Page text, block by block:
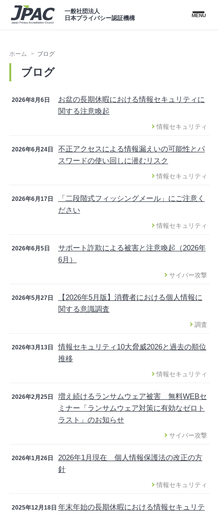
一般社団法人
日本プライバシー認証機構
MENU
ホーム ブログ
ブログ
2026年8月6日
お盆の長期休暇における情報セキュリティに
関する注意喚起
情報セキュリティ
2026年6月24日
不正アクセスによる情報漏えいの可能性とパ
スワードの使い回しに潜むリスク
情報セキュリティ
2026年6月17日
「二段階式フィッシングメール」にご注意く
ださい
情報セキュリティ
2026年6月5日
サポート詐欺による被害と注意喚起（2026年
6月）
サイバー攻撃
2026年5月27日
【2026年5月版】消費者における個人情報に
関する意識調査
調査
2026年3月13日
情報セキュリティ10大脅威2026と過去の順位
推移
情報セキュリティ
2026年2月25日
増え続けるランサムウェア被害 無料WEBセ
ミナー「ランサムウェア対策に有効なゼロト
ラスト」のお知らせ
サイバー攻撃
2026年1月26日
2026年1月現在 個人情報保護法の改正の方
針
情報セキュリティ
2025年12月18日 年末年始の長期休暇における情報セキュリテ